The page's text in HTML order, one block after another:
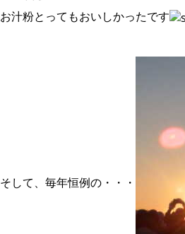
お汁粉とってもおいしかったです
そして、毎年恒例の・・・